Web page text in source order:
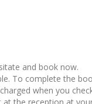
and book now.
To complete the
when you